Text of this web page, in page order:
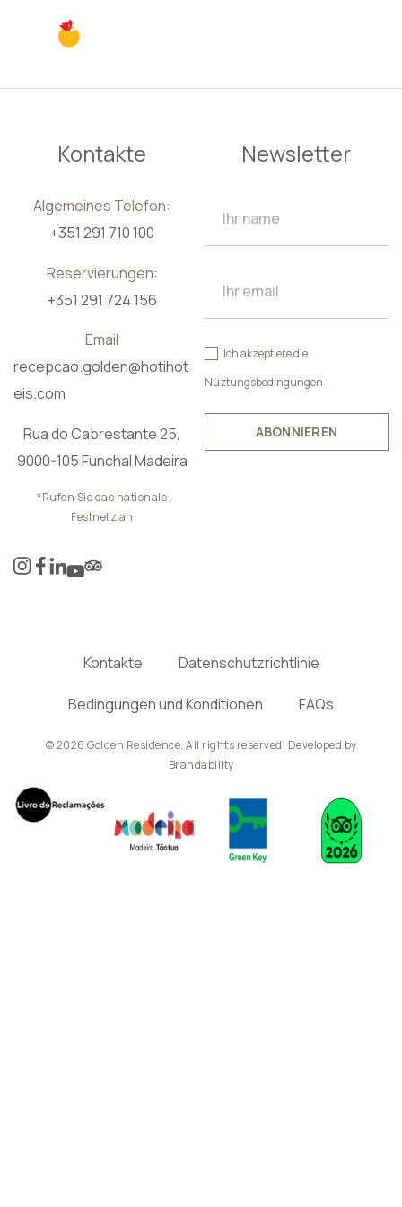
Kontakte
Algemeines Telefon:
+351 291 710 100
Reservierungen:
+351 291 724 156
Email
recepcao.golden@hotihot
eis.com
Rua do Cabrestante 25,
9000-105 Funchal Madeira
*Rufen Sie das nationale
Festnetz an
Newsletter
Ich akzeptiere die
Nuztungsbedingungen
ABONNIEREN
Kontakte Datenschutzrichtlinie
Bedingungen und Konditionen FAQs
© 2026 Golden Residence. All rights reserved. Developed by
Brandability